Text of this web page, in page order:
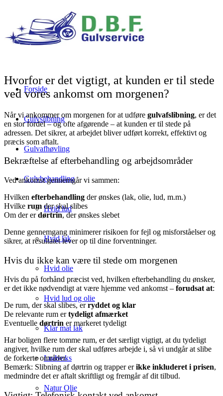
Forside
Gulvslibning
Gulvafhøvling
Gulvbehandling
Hvid lud
Hvid lak
Hvid olie
Hvid lud og olie
Klar mat lak
Ludvoks
Natur Olie
Hvorfor er det vigtigt, at kunden er til stede
ved vores ankomst om morgenen?
Når vi ankommer om morgenen for at udføre gulvafslibning, er det
en stor fordel – og ofte afgørende – at kunden er til stede på
adressen. Det sikrer, at arbejdet bliver udført korrekt, effektivt og
præcis som aftalt.
Bekræftelse af efterbehandling og arbejdsområder
Ved ankomst gennemgår vi sammen:
Hvilken efterbehandling der ønskes (lak, olie, lud, m.m.)
Hvilke rum der skal slibes
Om der erdørtrin, der ønskes slebet
Denne gennemgang minimerer risikoen for fejl og misforståelser og
sikrer, at resultatet lever op til dine forventninger.
Hvis du ikke kan være til stede om morgenen
Hvis du på forhånd præcist ved, hvilken efterbehandling du ønsker,
er det ikke nødvendigt at være hjemme ved ankomst – forudsat at:
De rum, der skal slibes, erryddet og klar
De relevante rum ertydeligt afmærket
Eventuelle dørtrin er markeret tydeligt
Har boligen flere tomme rum, er det særligt vigtigt, at du tydeligt
angiver, hvilke rum der skal udføres arbejde i, så vi undgår at slibe
de forkerte områder.
Bemærk: Slibning af dørtrin og trapper erikke inkluderet i prisen,
medmindre det er aftalt skriftligt og fremgår af dit tilbud.